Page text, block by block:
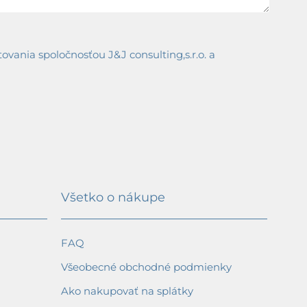
spoločnosťou J&J consulting,s.r.o. a
Všetko o nákupe
FAQ
Všeobecné obchodné podmienky
Ako nakupovať na splátky